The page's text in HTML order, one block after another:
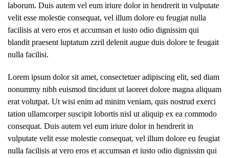
laborum. Duis autem vel eum iriure dolor in hendrerit in vulputate
velit esse molestie consequat, vel illum dolore eu feugiat nulla
facilisis at vero eros et accumsan et iusto odio dignissim qui
blandit praesent luptatum zzril delenit augue duis dolore te feugait
nulla facilisi.
Lorem ipsum dolor sit amet, consectetuer adipiscing elit, sed diam
nonummy nibh euismod tincidunt ut laoreet dolore magna aliquam
erat volutpat. Ut wisi enim ad minim veniam, quis nostrud exerci
tation ullamcorper suscipit lobortis nisl ut aliquip ex ea commodo
consequat. Duis autem vel eum iriure dolor in hendrerit in
vulputate velit esse molestie consequat, vel illum dolore eu feugiat
nulla facilisis at vero eros et accumsan et iusto odio dignissim qui